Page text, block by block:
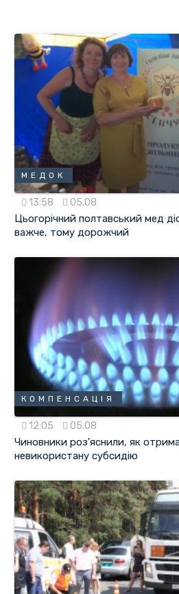
МЕДОК
13:58 05.08
Цьогорічний полтавський мед
важче, тому дорожчий
КОМПЕНСАЦІЯ
12:05 05.08
Чиновники роз'яснили, як
невикористану субсидію